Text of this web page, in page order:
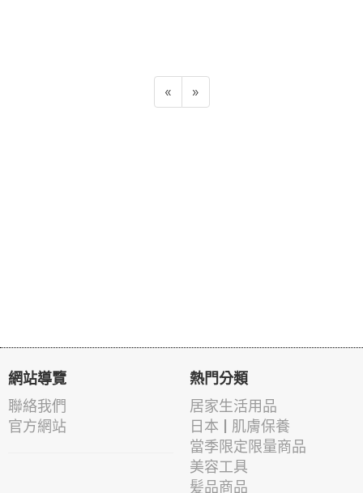
« »
網站導覽
聯絡我們
官方網站
熱門分類
居家生活用品
日本 | 肌膚保養
當季限定限量商品
美容工具
髪品商品